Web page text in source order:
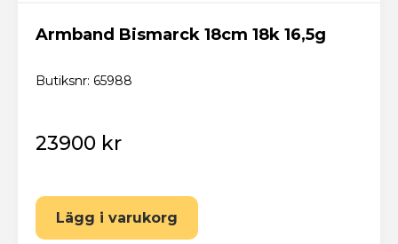
Har du redan ett konto? Logga in här
Armband Bismarck 18cm 18k 16,5g
Butiksnr: 65988
23900 kr
Lägg i varukorg